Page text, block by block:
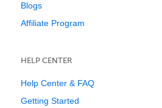
Blogs
Affiliate Program
HELP CENTER
Help Center & FAQ
Getting Started